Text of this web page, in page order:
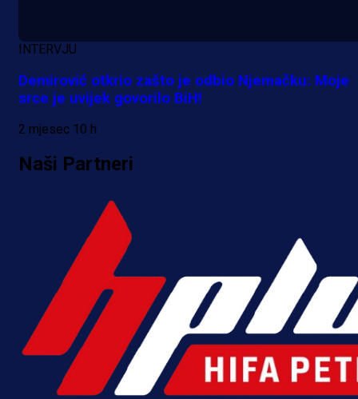
INTERVJU
Demirović otkrio zašto je odbio Njemačku: Moje
srce je uvijek govorilo BiH!
2 mjesec 10 h
Naši Partneri